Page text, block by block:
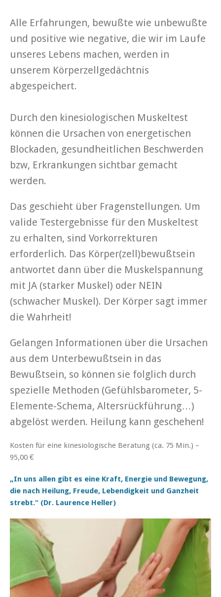
Alle Erfahrungen, bewußte wie unbewußte
und positive wie negative, die wir im Laufe
unseres Lebens machen, werden in
unserem Körperzellgedächtnis
abgespeichert.
Durch den kinesiologischen Muskeltest
können die Ursachen von energetischen
Blockaden, gesundheitlichen Beschwerden
bzw, Erkrankungen sichtbar gemacht
werden.
Das geschieht über Fragenstellungen. Um
valide Testergebnisse für den Muskeltest
zu erhalten, sind Vorkorrekturen
erforderlich. Das Körper(zell)bewußtsein
antwortet dann über die Muskelspannung
mit JA (starker Muskel) oder NEIN
(schwacher Muskel). Der Körper sagt immer
die Wahrheit!
Gelangen Informationen über die Ursachen
aus dem Unterbewußtsein in das
Bewußtsein, so können sie folglich durch
spezielle Methoden (Gefühlsbarometer, 5-
Elemente-Schema, Altersrückführung…)
abgelöst werden. Heilung kann geschehen!
Kosten für eine kinesiologische Beratung (ca. 75 Min.) –
95,00 €
„In uns allen gibt es eine Kraft, Energie und Bewegung,
die nach Heilung, Freude, Lebendigkeit und Ganzheit
strebt.“ (Dr. Laurence Heller)